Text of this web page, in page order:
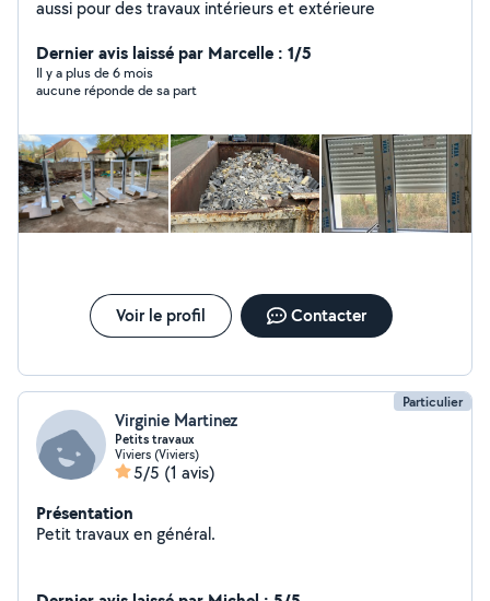
aussi pour des travaux intérieurs et extérieure
Dernier avis laissé par Marcelle : 1/5
Il y a plus de 6 mois
aucune réponde de sa part
Voir le profil Contacter
Particulier
Virginie Martinez
Petits travaux
Viviers (Viviers)
5/5 (1 avis)
Présentation
Petit travaux en général.